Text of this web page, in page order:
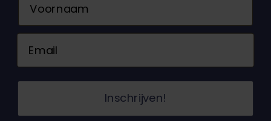
Klantenservice
Neem contact op
© 2026 Dochorse. Alle rechten voorbehouden.
Ontwerp en ontwikkeling door -
Inschrijven!